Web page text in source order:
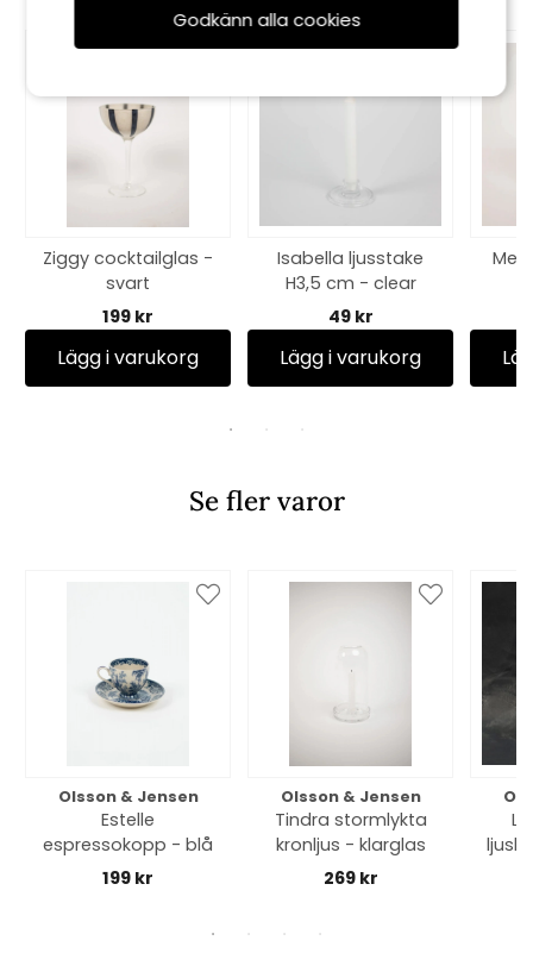
Ziggy cocktailglas -
svart
199 kr
Lägg i varukorg
Isabella ljusstake
H3,5 cm - clear
49 kr
Lägg i varukorg
Se fler varor
Olsson & Jensen
Estelle
espressokopp - blå
199 kr
Olsson & Jensen
Tindra stormlykta
kronljus - klarglas
269 kr
Godkänn alla cookies